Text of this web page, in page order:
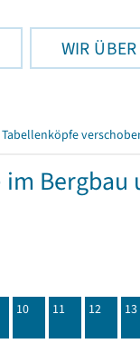
WIR
Tabellenköpfe
10 11 12 13